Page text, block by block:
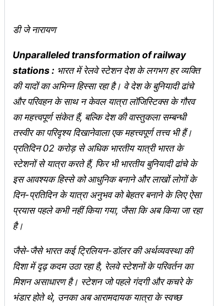
डी जे नारायण
Unparalleled transformation of railway
stations : भारत में रेलवे स्टेशन देश के लगभग हर व्यक्ति
की यादों का अभिन्न हिस्सा रहा है। वे देश के बुनियादी ढांचे
और परिवहन के साथ न केवल यात्रा लॉजिस्टिक्‍स के गौरव
का महत्त्वपूर्ण संकेत हैं, बल्कि देश की वास्‍तुकला सम्बन्धी
तस्‍वीर का परिदृश्‍य दिखानेवाला एक महत्त्वपूर्ण तत्त्व भी हैं।
प्रतिदिन 02 करोड़ से अधिक भारतीय यात्री भारत के
स्टेशनों से यात्रा करते हैं, फिर भी भारतीय बुनियादी ढांचे के
इस आवश्यक हिस्से को आधुनिक बनाने और लाखों लोगों के
दिन-प्रतिदिन के यात्रा अनुभव को बेहतर बनाने के लिए ऐसा
प्रयास पहले कभी नहीं किया गया, जैसा कि अब किया जा रहा
है।
जैसे-जैसे भारत कई ट्रिलियन-डॉलर की अर्थव्यवस्था की
दिशा में दृढ़ कदम उठा रहा है, रेलवे स्टेशनों के परिवर्तन का
मिशन असाधारण है। स्‍टेशन जो पहले गंदगी और कचरे के
भंडार होते थे, उनका अब आरामदायक यात्रा के स्वच्छ